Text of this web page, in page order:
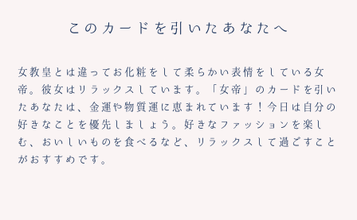
このカードを引いたあなたへ
女教皇とは違ってお化粧をして柔らかい表情をしている女
帝。彼女はリラックスしています。「女帝」のカードを引い
たあなたは、金運や物質運に恵まれています！今日は自分の
好きなことを優先しましょう。好きなファッションを楽し
む、おいしいものを食べるなど、リラックスして過ごすこと
がおすすめです。